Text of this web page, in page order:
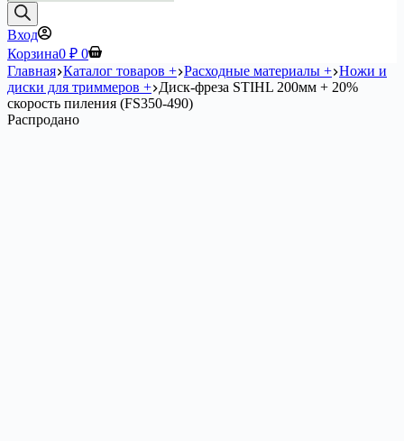
товаров
Вход
Корзина0 ₽ 0
Главная Каталог товаров + Расходные материалы + Ножи и
диски для триммеров + Диск-фреза STIHL 200мм + 20%
скорость пиления (FS350-490)
Распродано